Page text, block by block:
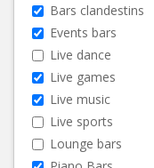
Bars clandestins
Events bars
Live dance
Live games
Live music
Live sports
Lounge bars